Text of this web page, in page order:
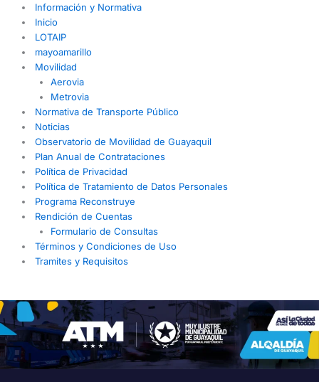
Información y Normativa
Inicio
LOTAIP
mayoamarillo
Movilidad
Aerovia
Metrovia
Normativa de Transporte Público
Noticias
Observatorio de Movilidad de Guayaquil
Plan Anual de Contrataciones
Política de Privacidad
Política de Tratamiento de Datos Personales
Programa Reconstruye
Rendición de Cuentas
Formulario de Consultas
Términos y Condiciones de Uso
Tramites y Requisitos